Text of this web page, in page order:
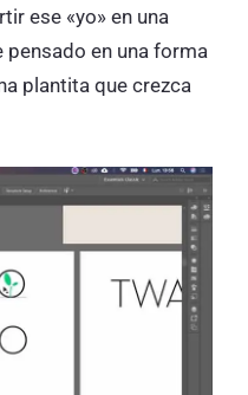
ese «yo» en una
pensado en una forma
plantita que crezca